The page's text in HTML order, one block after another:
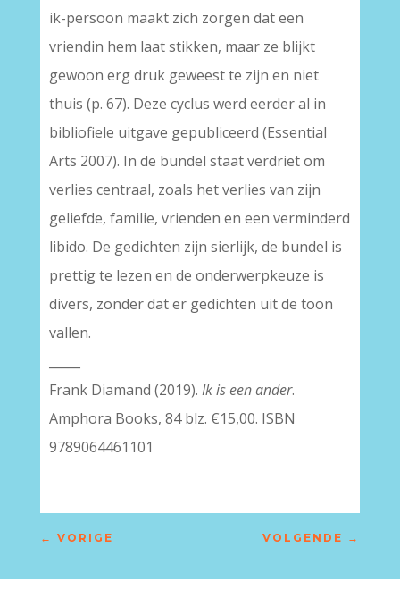
ik-persoon maakt zich zorgen dat een
vriendin hem laat stikken, maar ze blijkt
gewoon erg druk geweest te zijn en niet
thuis (p. 67). Deze cyclus werd eerder al in
bibliofiele uitgave gepubliceerd (Essential
Arts 2007). In de bundel staat verdriet om
verlies centraal, zoals het verlies van zijn
geliefde, familie, vrienden en een verminderd
libido. De gedichten zijn sierlijk, de bundel is
prettig te lezen en de onderwerpkeuze is
divers, zonder dat er gedichten uit de toon
vallen.
Frank Diamand (2019). Ik is een ander.
Amphora Books, 84 blz. €15,00. ISBN
9789064461101
← VORIGE VOLGENDE →